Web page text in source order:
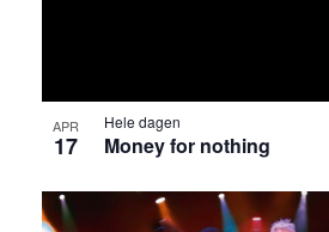
APR
17
Hele dagen
Money for nothing